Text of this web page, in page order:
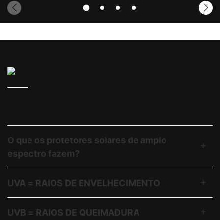
O que os protetores solares de amplo
espectro fazem?
UVA = RAIOS DE ENVELHECIMENTO
UVB = RAIOS DE QUEIMADURA